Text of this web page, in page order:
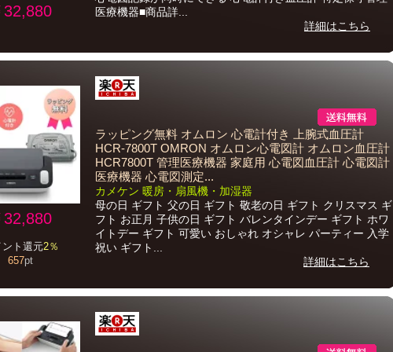
32,880
医療機器■商品詳...
詳細はこちら
32,880
ト還元2％
657pt
ラッピング無料 オムロン 心電計付き 上腕式血圧計
HCR-7800T OMRON オムロン心電図計 オムロン血圧計
HCR7800T 管理医療機器 家庭用 心電図血圧計 心電図計
医療機器 心電図測定...
カメケン 暖房・扇風機・加湿器
母の日 ギフト 父の日 ギフト 敬老の日 ギフト クリスマス ギ
フト お正月 子供の日 ギフト バレンタインデー ギフト ホワ
イトデー ギフト 可愛い おしゃれ オシャレ パーティー 入学
祝い ギフト...
詳細はこちら